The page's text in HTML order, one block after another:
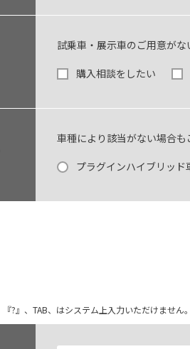
試乗車・展示車のご用意が
購入相談をしたい
車種により該当がない場合も
プラグインハイブリッド
?』、TAB、はシステム上入力いただけません